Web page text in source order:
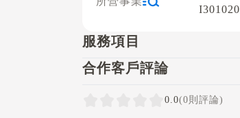
I301020
服務項目
合作客戶評論
0.0(0則評論)